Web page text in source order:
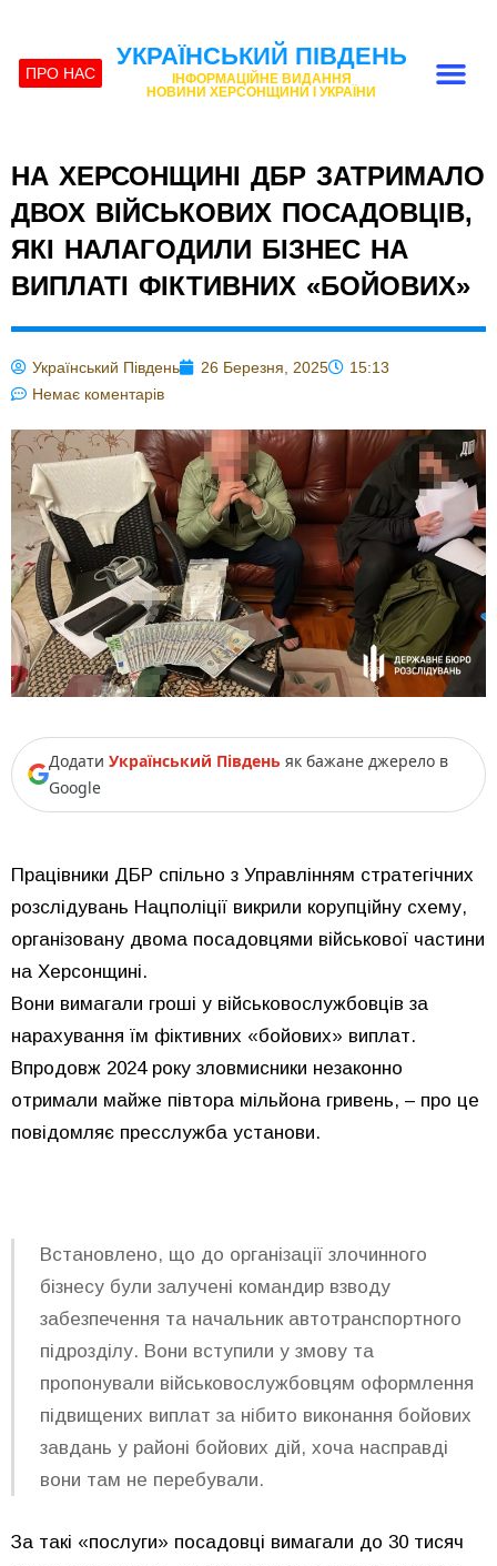
ПРО НАС
УКРАЇНСЬКИЙ ПІВДЕНЬ
ІНФОРМАЦІЙНЕ ВИДАННЯ
НОВИНИ ХЕРСОНЩИНИ І УКРАЇНИ
НА ХЕРСОНЩИНІ ДБР ЗАТРИМАЛО
ДВОХ ВІЙСЬКОВИХ ПОСАДОВЦІВ,
ЯКІ НАЛАГОДИЛИ БІЗНЕС НА
ВИПЛАТІ ФІКТИВНИХ «БОЙОВИХ»
Український Південь 26 Березня, 2025
15:13
Немає коментарів
Додати Український Південь як бажане джерело в
Google
Працівники ДБР спільно з Управлінням стратегічних
розслідувань Нацполіції викрили корупційну схему,
організовану двома посадовцями військової частини
на Херсонщині.
Вони вимагали гроші у військовослужбовців за
нарахування їм фіктивних «бойових» виплат.
Впродовж 2024року зловмисники незаконно
отримали майже півтора мільйона гривень, – про це
повідомляє пресслужба установи.
Встановлено, що до організації злочинного
бізнесу були залучені командир взводу
забезпечення та начальник автотранспортного
підрозділу. Вони вступили у змову та
пропонували військовослужбовцям оформлення
підвищених виплат за нібито виконання бойових
завдань у районі бойових дій, хоча насправді
вони там не перебували.
За такі «послуги» посадовці вимагали до 30 тисяч